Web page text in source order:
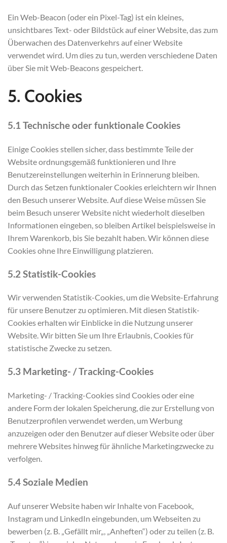
Ein Web-Beacon (oder ein Pixel-Tag) ist ein kleines,
unsichtbares Text- oder Bildstück auf einer Website, das zum
Überwachen des Datenverkehrs auf einer Website
verwendet wird. Um dies zu tun, werden verschiedene Daten
über Sie mit Web-Beacons gespeichert.
5. Cookies
5.1 Technische oder funktionale Cookies
Einige Cookies stellen sicher, dass bestimmte Teile der
Website ordnungsgemäß funktionieren und Ihre
Benutzereinstellungen weiterhin in Erinnerung bleiben.
Durch das Setzen funktionaler Cookies erleichtern wir Ihnen
den Besuch unserer Website. Auf diese Weise müssen Sie
beim Besuch unserer Website nicht wiederholt dieselben
Informationen eingeben, so bleiben Artikel beispielsweise in
Ihrem Warenkorb, bis Sie bezahlt haben. Wir können diese
Cookies ohne Ihre Einwilligung platzieren.
5.2 Statistik-Cookies
Wir verwenden Statistik-Cookies, um die Website-Erfahrung
für unsere Benutzer zu optimieren. Mit diesen Statistik-
Cookies erhalten wir Einblicke in die Nutzung unserer
Website. Wir bitten Sie um Ihre Erlaubnis, Cookies für
statistische Zwecke zu setzen.
5.3 Marketing- / Tracking-Cookies
Marketing- / Tracking-Cookies sind Cookies oder eine
andere Form der lokalen Speicherung, die zur Erstellung von
Benutzerprofilen verwendet werden, um Werbung
anzuzeigen oder den Benutzer auf dieser Website oder über
mehrere Websites hinweg für ähnliche Marketingzwecke zu
verfolgen.
5.4 Soziale Medien
Auf unserer Website haben wir Inhalte von Facebook,
Instagram und LinkedIn eingebunden, um Webseiten zu
bewerben (z. B. „Gefällt mir„, „Anheften“) oder zu teilen (z. B.